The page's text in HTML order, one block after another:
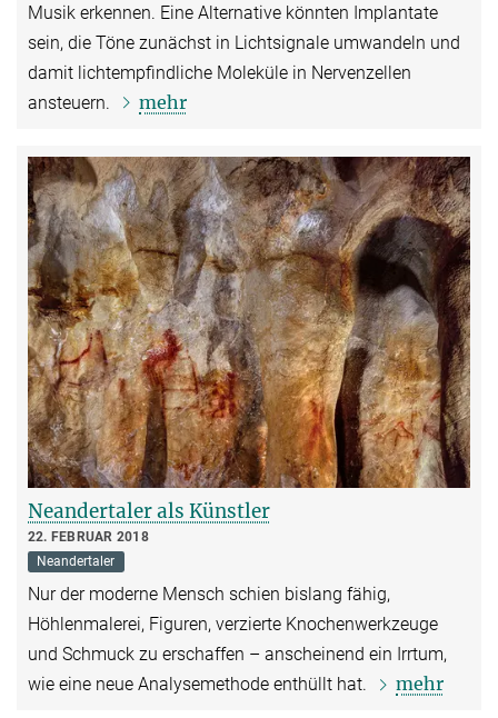
Musik erkennen. Eine Alternative könnten Implantate
sein, die Töne zunächst in Lichtsignale umwandeln und
damit lichtempfindliche Moleküle in Nervenzellen
ansteuern.
mehr
Neandertaler als Künstler
22. FEBRUAR 2018
Neandertaler
Nur der moderne Mensch schien bislang fähig,
Höhlenmalerei, Figuren, verzierte Knochenwerkzeuge
und Schmuck zu erschaffen – anscheinend ein Irrtum,
wie eine neue Analysemethode enthüllt hat.
mehr